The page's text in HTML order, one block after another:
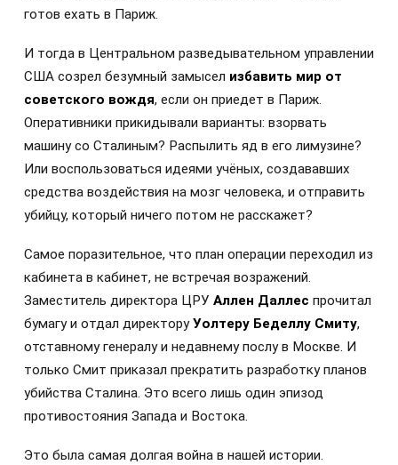
готов ехать в Париж.
И тогда в Центральном разведывательном управлении
США созрел безумный замысел избавить мир от
советского вождя, если он приедет в Париж.
Оперативники прикидывали варианты: взорвать
машину со Сталиным? Распылить яд в его лимузине?
Или воспользоваться идеями учёных, создававших
средства воздействия на мозг человека, и отправить
убийцу, который ничего потом не расскажет?
Самое поразительное, что план операции переходил из
кабинета в кабинет, не встречая возражений.
Заместитель директора ЦРУ Аллен Даллес прочитал
бумагу и отдал директоруУолтеру Беделлу Смиту,
отставному генералу и недавнему послу в Москве. И
только Смит приказал прекратить разработку планов
убийства Сталина. Это всего лишь один эпизод
противостояния Запада и Востока.
Это была самая долгая война в нашей истории.